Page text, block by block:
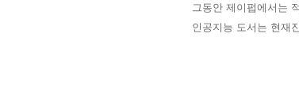
그동안 제이펍에서는
인공지능 도서는 현재